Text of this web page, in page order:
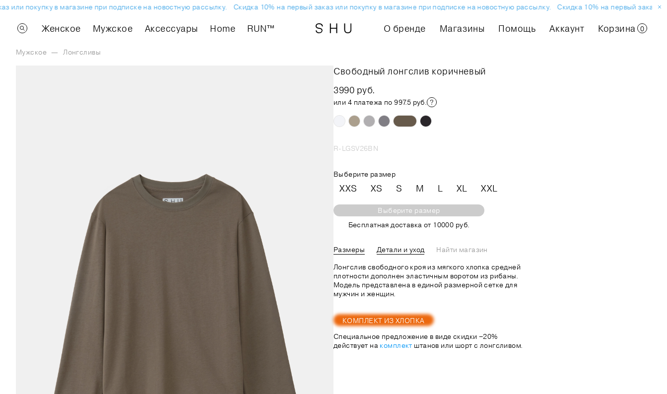
покупку в магазине при подписке на новостную рассылку. Скидка 10% на первый заказ или покупку в магазине при подписке на новостную рассылку. Скидка 10% на первый заказ
Женское Мужское Аксессуары Home RUN™ О бренде Магазины Помощь Аккаунт Корзина 0
Мужское — Лонгсливы
Свободный лонгслив коричневый
3990 руб.
или 4 платежа по 997.5 руб.
R-LGSV26BN
Выберите размер
XXS XS S M L XL XXL
Выберите размер
Бесплатная доставка от 10000 руб.
Размеры Детали и уход
Найти магазин
Лонгслив свободного кроя из мягкого хлопка средней
плотности дополнен эластичным воротом из рибаны.
Модель представлена в единой размерной сетке для
мужчин и женщин.
КОМПЛЕКТ ИЗ ХЛОПКА
Специальное предложение в виде скидки −20%
действует на комплект штанов или шорт с лонгсливом.